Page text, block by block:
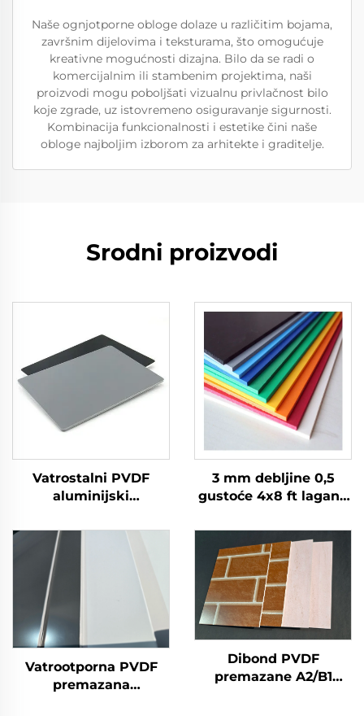
Naše ognjotporne obloge dolaze u različitim bojama,
završnim dijelovima i teksturama, što omogućuje
kreativne mogućnosti dizajna. Bilo da se radi o
komercijalnim ili stambenim projektima, naši
proizvodi mogu poboljšati vizualnu privlačnost bilo
koje zgrade, uz istovremeno osiguravanje sigurnosti.
Kombinacija funkcionalnosti i estetike čini naše
obloge najboljim izborom za arhitekte i graditelje.
Srodni proizvodi
Vatrostalni PVDF
aluminijski
za oblaganje i
dekoraciju zidova
3 mm debljine 0,5
gustoće 4x8 ft lagane
pjenaste ploče za
reklamu
Vatrootporna PVDF
premazana
Dibond PVDF
premazane A2/B1